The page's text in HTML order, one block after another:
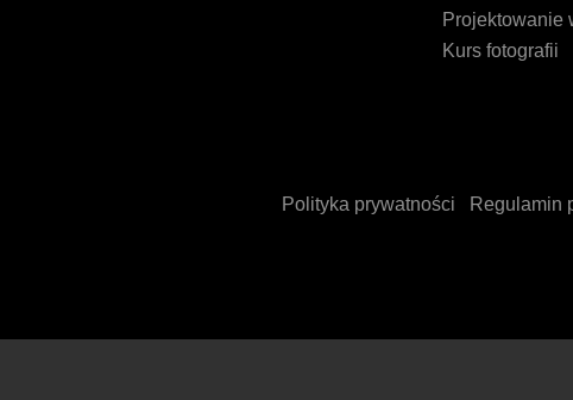
Projektowanie
Kurs fotografii
Polityka prywatności Regulamin